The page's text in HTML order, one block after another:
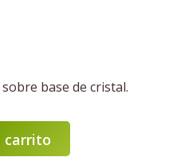
base de cristal.
carrito